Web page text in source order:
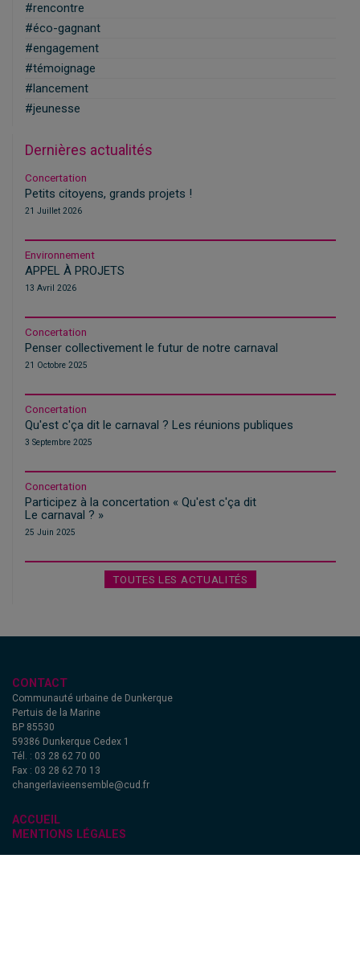
#rencontre
#éco-gagnant
#engagement
#témoignage
#lancement
#jeunesse
Dernières actualités
Concertation
Petits citoyens, grands projets !
21 Juillet 2026
Environnement
APPEL À PROJETS
13 Avril 2026
Concertation
Penser collectivement le futur de notre carnaval
21 Octobre 2025
Concertation
Qu'est c'ça dit le carnaval ? Les réunions publiques
3 Septembre 2025
Concertation
Participez à la concertation « Qu'est c'ça dit
Le carnaval ? »
25 Juin 2025
TOUTES LES ACTUALITÉS
CONTACT
Communauté urbaine de Dunkerque
Pertuis de la Marine
BP 85530
59386 Dunkerque Cedex 1
Tél. : 03 28 62 70 00
Fax : 03 28 62 70 13
changerlavieensemble@cud.fr
ACCUEIL
MENTIONS LÉGALES